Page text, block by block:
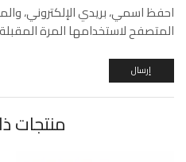
احفظ اسمي، بريدي الإلكتروني،
المتصفح لاستخدامها المرة
منتجات